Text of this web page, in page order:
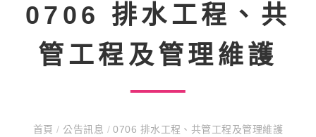
0706 排水工程、共
管工程及管理維護
首頁/ 公告訊息 / 0706 排水工程、共管工程及管理維護